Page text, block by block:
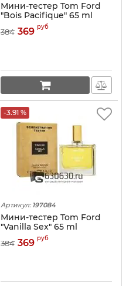
Мини-тестер Tom Ford
"Bois Pacifique" 65 ml
384 369 руб
-3.91 %
Артикул: 197084
Мини-тестер Tom Ford
"Vanilla Sex" 65 ml
384 369 руб